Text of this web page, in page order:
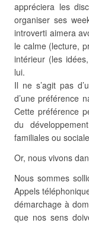
appréciera les
organiser ses
introverti aimera
le calme (lecture,
intérieur (les
lui.
Il ne s’agit pas
d’une préférence
Cette préférence
du
familiales ou
Or, nous vivons
Nous sommes
Appels
démarchage à
que nos sens